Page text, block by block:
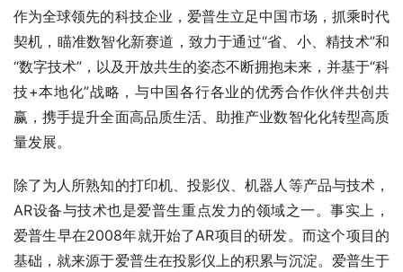
作为全球领先的科技企业，爱普生立足中国市场，抓乘时代
契机，瞄准数智化新赛道，致力于通过“省、小、精技术”和
“数字技术”，以及开放共生的姿态不断拥抱未来，并基于“科
技+本地化”战略，与中国各行各业的优秀合作伙伴共创共
赢，携手提升全面高品质生活、助推产业数智化化转型高质
量发展。
除了为人所熟知的打印机、投影仪、机器人等产品与技术，
AR设备与技术也是爱普生重点发力的领域之一。事实上，
爱普生早在2008年就开始了AR项目的研发。而这个项目的
基础，就来源于爱普生在投影仪上的积累与沉淀。爱普生于